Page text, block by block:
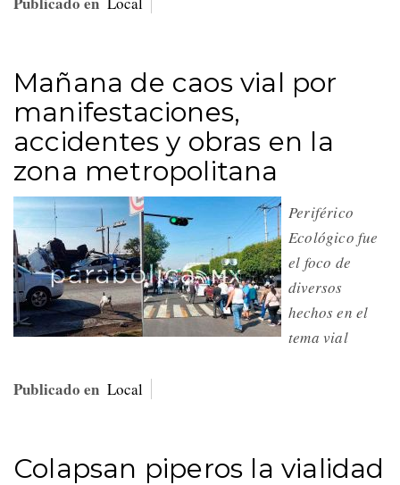
Mañana de caos vial por
manifestaciones,
accidentes y obras en la
zona metropolitana
Periférico
Ecológico fue
el foco de
diversos
hechos en el
tema vial
Publicado en Local
Colapsan piperos la vialidad